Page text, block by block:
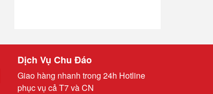
Dịch Vụ Chu Đáo
Giao hàng nhanh trong 24h Hotline
phục vụ cả T7 và CN